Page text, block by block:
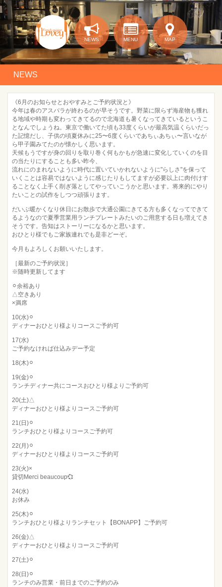
NEWS MENU MAP
NEWS
《6月のお知らせとおやすみとご予約状況と》
今年は春のアスパラが終わるのが早そうです。野菜に限らず海産物も獲れ
る地域や時期も変わってきてるので北海道も暑くなってきているというこ
となんでしょうね。東京で働いてた頃も33度くらいが最高気温くらいだっ
た記憶だし、子供の頃夏休みに25〜6度くらいであちぃあちぃ〜言いなが
ら甲子園みてたのが懐かしく思います。
天候もうですが身の回りを取り巻く何もかもが急速に変化していくのを目
の当たりにすることも多い昨今、
流れにのまれないように時代に置いていかれないように"らしさ"を保って
いくことは容易ではないように感じたりもしてますが必要以上に肉付けす
ることなく上手く削ぎ落としてやっていこうかと思います。将来的にやり
たいことの試作をしつつ頑張ります。
だいぶ暖かくなり休日にお散歩で大通公園にきてる方も多くなってできて
るようなので夏季営業用ランチプレートみたいのご用意する日も増えてき
そうです。告知はストーリーになるかと思います。
おひとり様でもご家族連れでも是非どーぞ。
今月もよろしくお願いいたします。
［最新のご予約状況］
※随時更新してます
⚪︎余裕あり
△空きあり
×満席
10(水)⚪︎
ディナーおひとり様よりコースご予約可
17(水)
ご予約なければ仕込みデー予定
18(木)⚪︎
19(金)⚪︎
ランチディナー共にコースおひとり様よりご予約可
20(土)△
ディナーおひとり様よりコースご予約可
21(日)⚪︎
ランチおひとり様よりコースご予約可
22(月)⚪︎
ディナーおひとり様よりコースご予約可
23(火)×
貸切Merci beaucoup💞
24(水)
お休み
25(木)⚪︎
ランチおひとり様よりランチセット【BONAPP】ご予約可
26(金)△
ディナーおひとり様よりコースご予約可
27(土)⚪︎
28(日)⚪︎
ランチのみ営業・前日までのご予約のみ